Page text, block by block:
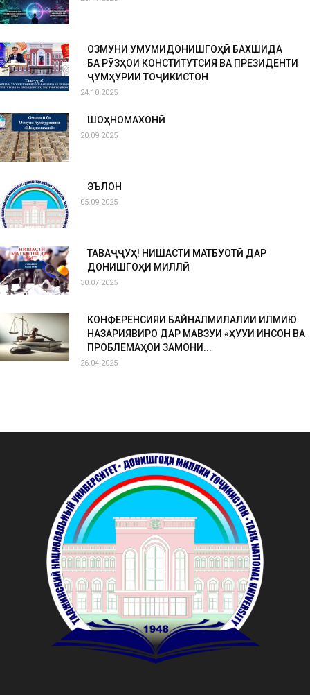
ОЗМУНИ УМУМИДОНИШГОҲӢ БАХШИДА
БА РӮЗҲОИ КОНСТИТУТСИЯ ВА ПРЕЗИДЕНТИ
ҶУМҲУРИИ ТОҶИКИСТОН
24.10.2025
ШОҲНОМАХОНӢ
20.09.2025
ЭЪЛОН
05.09.2025
ТАВАҶҶУҲ! НИШАСТИ МАТБУОТӢ ДАР
ДОНИШГОҲИ МИЛЛӢ
30.07.2025
КОНФЕРЕНСИЯИ БАЙНАЛМИЛАЛИИ ИЛМИЮ
НАЗАРИЯВИРО ДАР МАВЗУИ «ҲУҚУҚИ ИНСОН ВА
ПРОБЛЕМАҲОИ ЗАМОНИ...
26.04.2025